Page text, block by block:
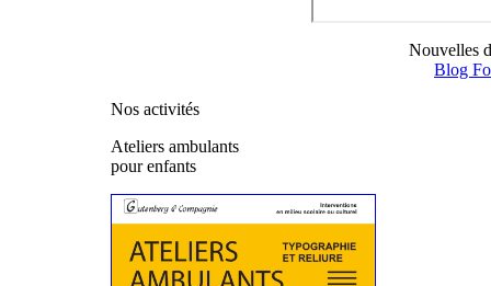
Nouvelles
Blog
Nos activités
Ateliers ambulants
pour enfants